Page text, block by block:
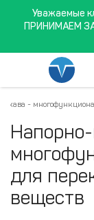
Уважаемые
ПРИНИМАЕМ
-
для
веществ